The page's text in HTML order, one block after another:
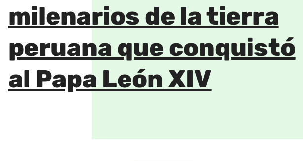
milenarios de la tierra
peruana que conquistó
al Papa León XIV